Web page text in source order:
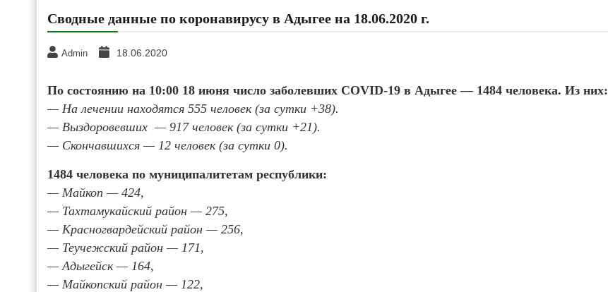
Сводные данные по коронавирусу в Адыгее на 18.06.2020 г.
Admin 18.06.2020
По состоянию на 10:00 18 июня число заболевших COVID-19 в Адыгее — 1484 человека. Из них:
— На лечении находятся 555 человек (за сутки +38).
— Выздоровевших — 917 человек (за сутки +21).
— Скончавшихся — 12 человек (за сутки 0).
1484 человека по муниципалитетам республики:
— Майкоп — 424,
— Тахтамукайский район — 275,
— Красногвардейский район — 256,
— Теучежский район — 171,
— Адыгейск — 164,
— Майкопский район — 122,